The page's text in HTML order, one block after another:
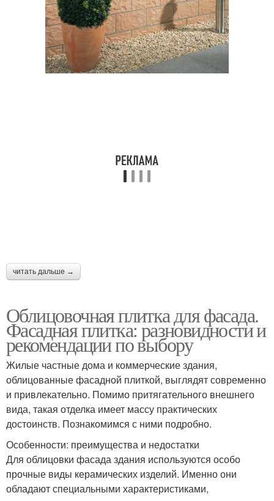
читать дальше →
Облицовочная плитка для фасада.
Фасадная плитка: разновидности и
рекомендации по выбору
Жилые частные дома и коммерческие здания,
облицованные фасадной плиткой, выглядят современно
и привлекательно. Помимо притягательного внешнего
вида, такая отделка имеет массу практических
достоинств. Познакомимся с ними подробно.
Особенности: преимущества и недостатки
Для облицовки фасада здания используются особо
прочные виды керамических изделий. Именно они
обладают специальными характеристиками,